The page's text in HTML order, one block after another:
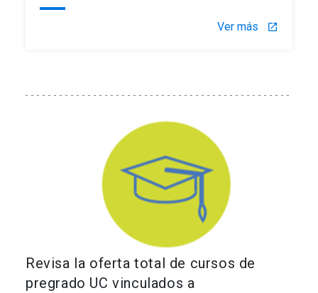
Ver más launch
Revisa la oferta total de cursos de
pregrado UC vinculados a